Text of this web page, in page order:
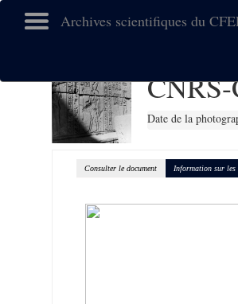
Archives scientifiques du
Date de la
Consulter le document Information sur les